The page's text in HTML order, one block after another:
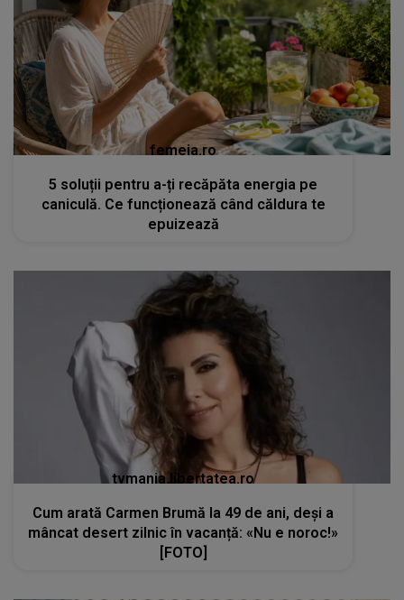
femeia.ro
5 soluții pentru a-ți recăpăta energia pe
caniculă. Ce funcționează când căldura te
epuizează
tvmania.libertatea.ro
Cum arată Carmen Brumă la 49 de ani, deși a
mâncat desert zilnic în vacanță: «Nu e noroc!»
[FOTO]